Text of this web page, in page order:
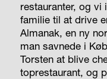
restauranter, og
familie til at drive
Almanak, en ny
man savnede i
Torsten at blive
toprestaurant, og